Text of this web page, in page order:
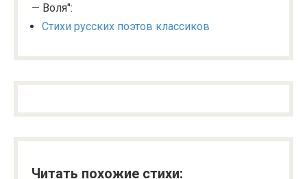
— Воля":
Стихи русских поэтов классиков
Читать похожие стихи: